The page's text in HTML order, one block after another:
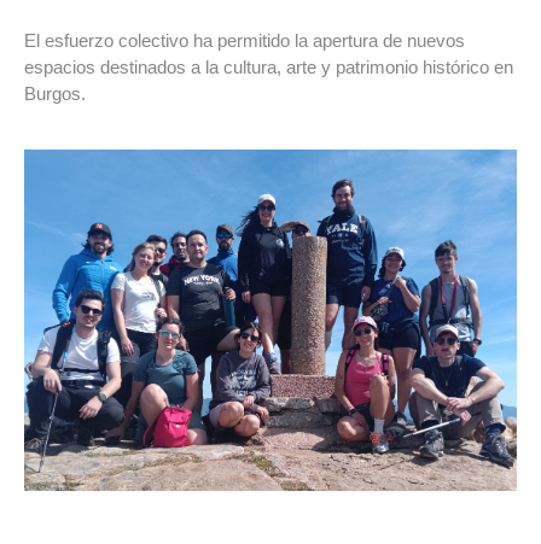
El esfuerzo colectivo ha permitido la apertura de nuevos
espacios destinados a la cultura, arte y patrimonio histórico en
Burgos.